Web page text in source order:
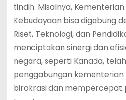
tindih. Misalnya,
Kebudayaan bisa digabung
Riset, Teknologi, dan
menciptakan sinergi dan
negara, seperti Kanada,
penggabungan
birokrasi dan mempercepat